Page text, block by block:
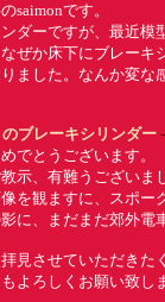
saimonです。
ダーですが、最近模
ぜか床下にブレーキ
ました。なんか変な
ブレーキシリンダー-
でとうございます。
示、有難うございま
を観ますに、スポー
に、まだまだ郊外電
見させていただきた
よろしくお願い致し